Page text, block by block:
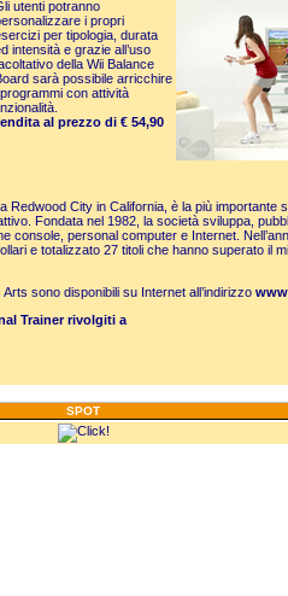
utenti potranno
i propri
per tipologia, durata
intensità e grazie all’uso
della Wii Balance
sarà possibile arricchire
con attività
al prezzo di € 54,90
City in California, è la più importante
Fondata nel 1982, la società sviluppa,
console, personal computer e Internet.
e totalizzato 27 titoli che hanno superato il
sono disponibili su Internet all’indirizzo
Trainer rivolgiti a
SPOT